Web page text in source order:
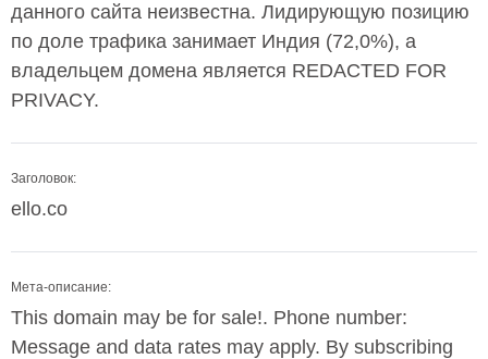
данного сайта неизвестна. Лидирующую позицию
по доле трафика занимает Индия (72,0%), а
владельцем домена является REDACTED FOR
PRIVACY.
Заголовок:
ello.co
Мета-описание:
This domain may be for sale!. Phone number:
Message and data rates may apply. By subscribing